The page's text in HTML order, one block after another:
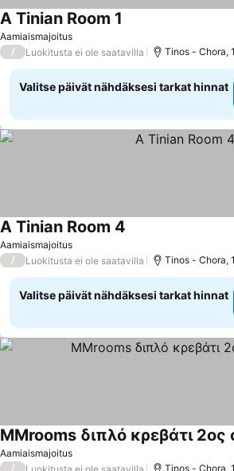
Aamiaismajoitus
A Tinian Room 1
/ Luokitusta ei ole saatavilla Tinos - Chora,
Valitse päivät nähdäksesi tarkat hinnat
Aamiaismajoitus
A Tinian Room 4
/ Luokitusta ei ole saatavilla Tinos - Chora,
Valitse päivät nähdäksesi tarkat hinnat
Aamiaismajoitus
MMrooms διπλό κρεβάτι
/ Luokitusta ei ole saatavilla Tinos - Chora,